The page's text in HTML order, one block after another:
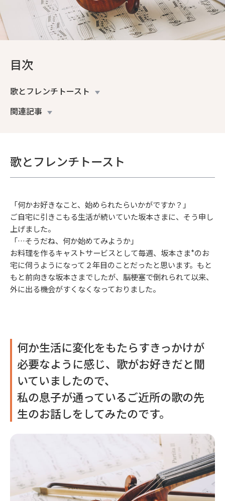
目次
歌とフレンチトースト
関連記事
歌とフレンチトースト
「何かお好きなこと、始められたらいかがですか？」
ご自宅に引きこもる生活が続いていた坂本さまに、そう申し
上げました。
「…そうだね、何か始めてみようか」
お料理を作るキャストサービスとして毎週、坂本さま*のお
宅に伺うようになって２年目のことだったと思います。もと
もと前向きな坂本さまでしたが、脳梗塞で倒れられて以来、
外に出る機会がすくなくなっておりました。
何か生活に変化をもたらすきっかけが
必要なように感じ、歌がお好きだと聞
いていましたので、
私の息子が通っているご近所の歌の先
生のお話しをしてみたのです。